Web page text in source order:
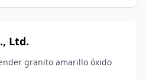
Ltd.
granito amarillo óxido